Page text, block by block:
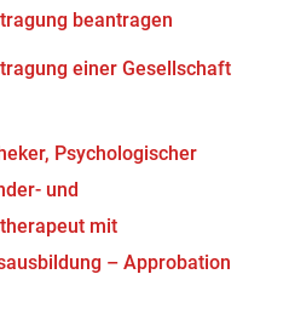
beantragen
einer Gesellschaft
Psychologischer
und
mit
– Approbation